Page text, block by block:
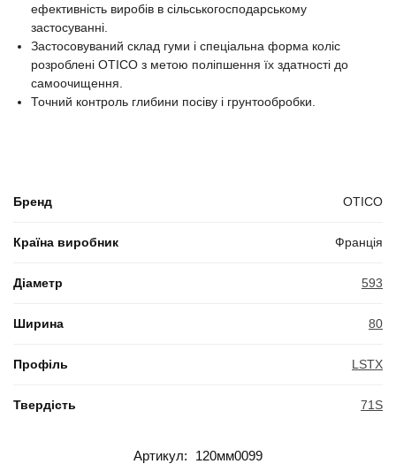
ефективність виробів в сільськогосподарському
застосуванні.
Застосовуваний склад гуми і спеціальна форма коліс
розроблені OTICO з метою поліпшення їх здатності до
самоочищення.
Точний контроль глибини посіву і грунтообробки.
Бренд OTICO
Країна виробник Франція
Діаметр 593
Ширина 80
Профіль LSTX
Твердість 71S
Артикул:
120мм0099